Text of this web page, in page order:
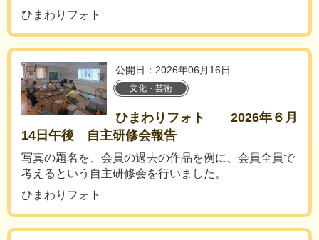
ひまわりフォト
公開日：2026年06月16日
文化・芸術
ひまわりフォト 2026年６月
14日午後 自主研修会報告
写真の題名を、会員の過去の作品を例に、会員全員で
考えるという自主研修会を行いました。
ひまわりフォト